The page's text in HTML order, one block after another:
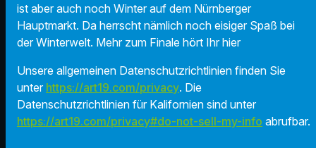
00:00
ist aber auch noch Winter auf dem Nürnberger
Hauptmarkt. Da herrscht nämlich noch eisiger Spaß bei
der Winterwelt. Mehr zum Finale hört Ihr hier
Unsere allgemeinen Datenschutzrichtlinien finden Sie
unter https://art19.com/privacy. Die
Datenschutzrichtlinien für Kalifornien sind unter
https://art19.com/privacy#do-not-sell-my-info abrufbar.